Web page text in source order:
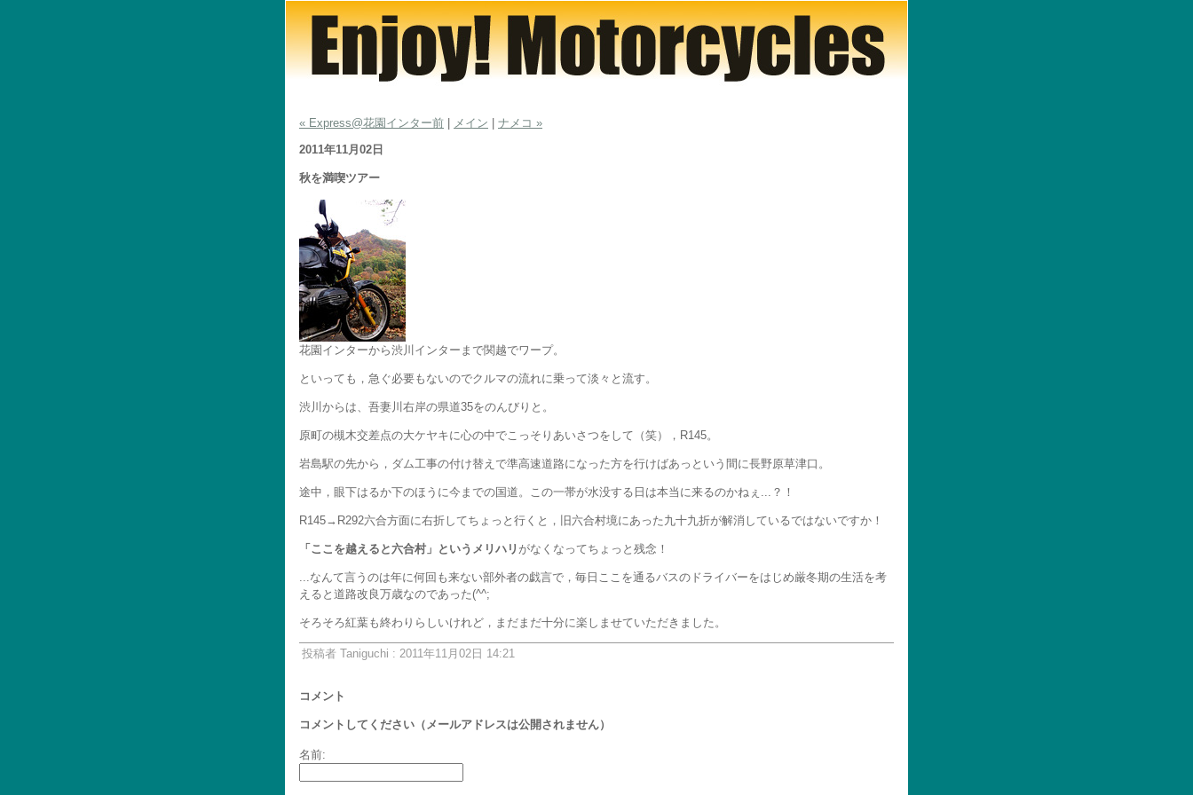
« Express@花園インター前 メイン
ナメコ »
2011年11月02日
秋を満喫ツアー
花園インターから渋川インターまで関越でワープ。
といっても，急ぐ必要もないのでクルマの流れに乗って淡々と流す。
渋川からは、吾妻川右岸の県道35をのんびりと。
原町の槻木交差点の大ケヤキに心の中でこっそりあいさつをして（笑），R145。
岩島駅の先から，ダム工事の付け替えで準高速道路になった方を行けばあっという間に長野原草津口。
途中，眼下はるか下のほうに今までの国道。この一帯が水没する日は本当に来るのかねぇ...？！
R145→R292六合方面に右折してちょっと行くと，旧六合村境にあった九十九折が解消しているではないですか！
「ここを越えると六合村」というメリハリ がなくなってちょっと残念！
...なんて言うのは年に何回も来ない部外者の戯言で，毎日ここを通るバスのドライバーをはじめ厳冬期の生活を考
えると道路改良万歳なのであった(^^;
そろそろ紅葉も終わりらしいけれど，まだまだ十分に楽しませていただきました。
投稿者 Taniguchi : 2011年11月02日 14:21
コメント
コメントしてください（メールアドレスは公開されません）
名前: